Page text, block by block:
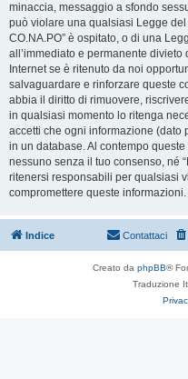
minaccia, messaggio a sfondo
può violare una qualsiasi Legge
CO.NA.PO” è ospitato, o di una
all’immediato e permanente
Internet se è ritenuto da noi
salvaguardare e rinforzare queste
abbia il diritto di rimuovere,
in qualsiasi momento lo ritenga
accetti che ogni informazione (dato
in un database. Al contempo
nessuno senza il tuo consenso, né
ritenersi responsabili per qualsiasi
compromettere queste informazioni.
Indice Contattaci
Creato da phpBB®
Traduzione